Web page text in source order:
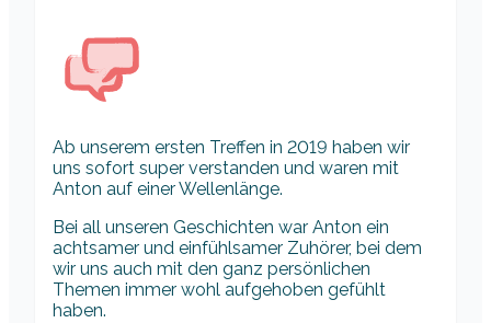
Ab unserem ersten Treffen in 2019 haben wir
uns sofort super verstanden und waren mit
Anton auf einer Wellenlänge.
Bei all unseren Geschichten war Anton ein
achtsamer und einfühlsamer Zuhörer, bei dem
wir uns auch mit den ganz persönlichen
Themen immer wohl aufgehoben gefühlt
haben.